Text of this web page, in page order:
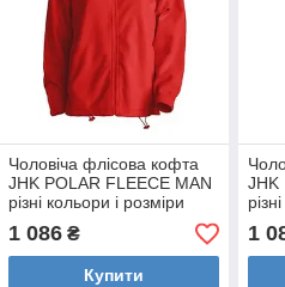
Чоловіча флісова кофта
JHK POLAR FLEECE MAN
різні кольори і розміри
Червоний (RD), XS
1 086₴
Купити
JHK
1